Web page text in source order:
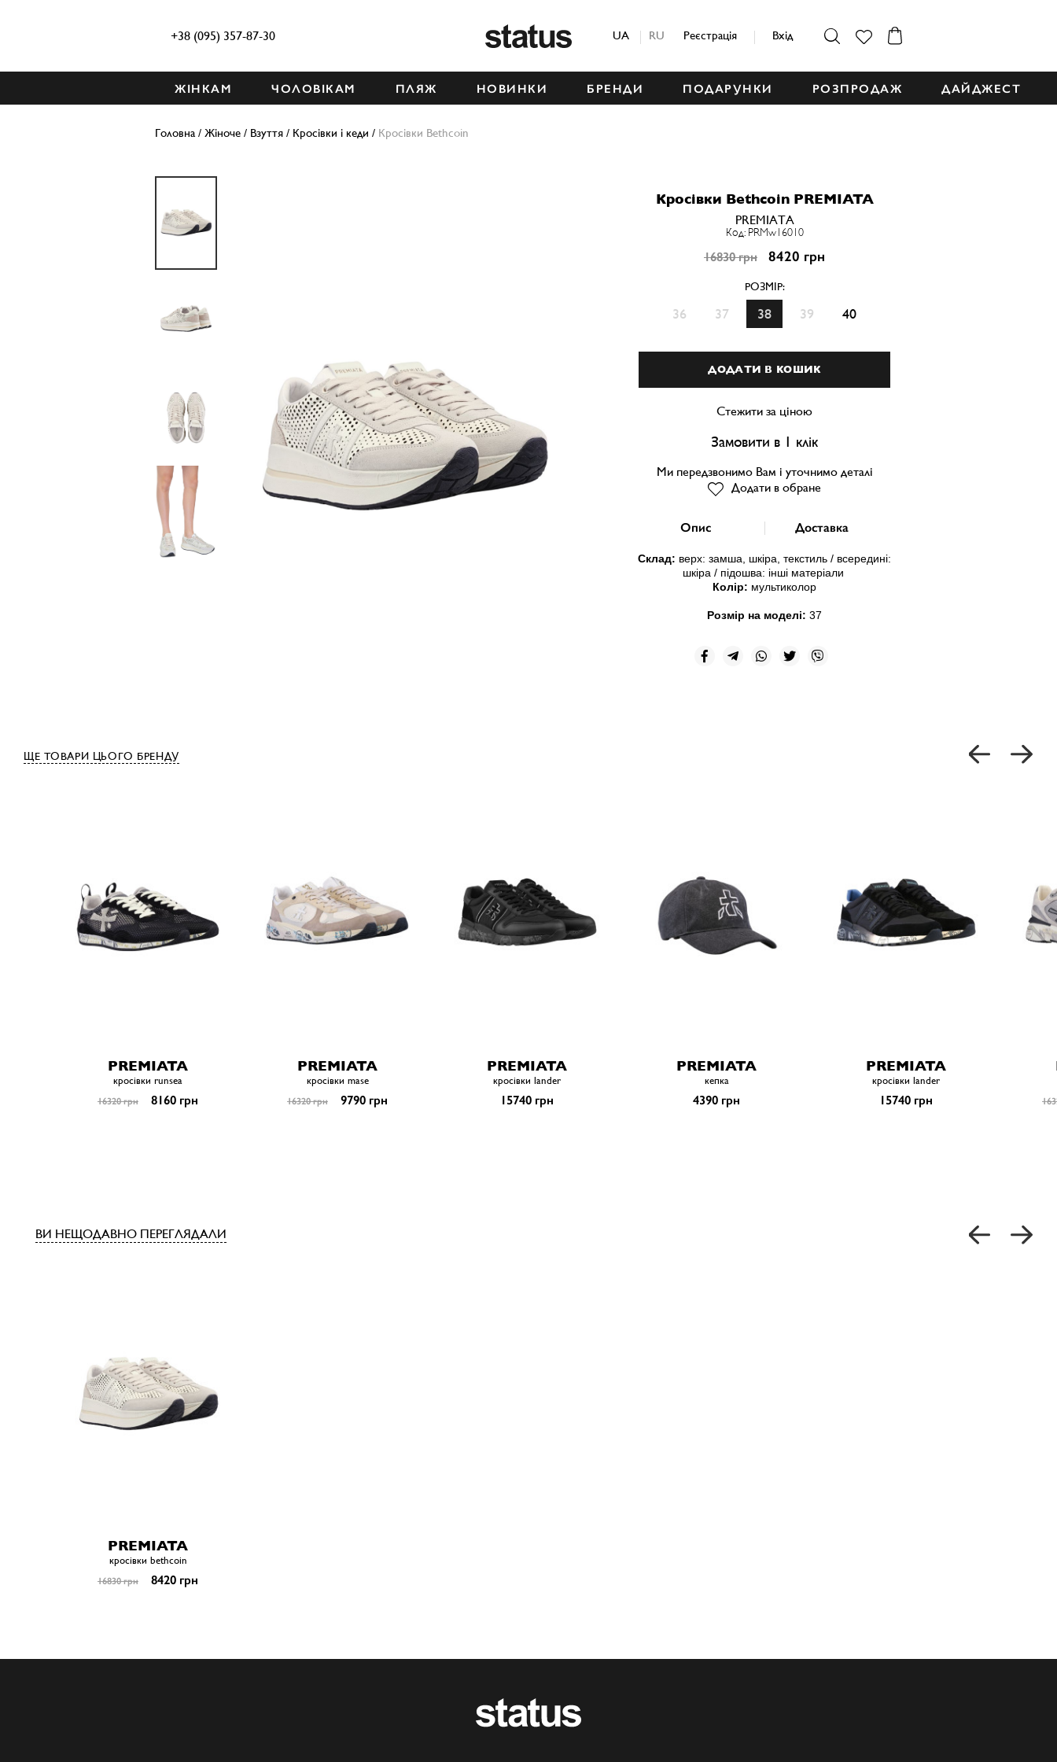
+38 (095) 357-87-30 UA RU Реєстрація Вхід
ЖІНКАМ ЧОЛОВІКАМ ПЛЯЖ НОВИНКИ БРЕНДИ ПОДАРУНКИ РОЗПРОДАЖ ДАЙДЖЕСТ
Головна / Жіноче / Взуття / Кросівки і кеди / Кросівки Bethcoin
Кросівки Bethcoin PREMIATA
PREMIATA
Код: PRMw16010
16830 грн 8420 грн
РОЗМІР:
36 37 38 39 40
ДОДАТИ В КОШИК
Стежити за ціною
Замовити в 1 клік
Ми передзвонимо Вам і уточнимо деталі
Додати в обране
Опис Доставка
Склад: верх: замша, шкіра, текстиль / всередині:
шкіра / підошва: інші матеріали
Колір: мультиколор
Розмір на моделі: 37
ЩЕ ТОВАРИ ЦЬОГО БРЕНДУ
PREMIATA
кросівки runsea
16320 грн 8160 грн
PREMIATA
кросівки mase
16320 грн 9790 грн
PREMIATA
кросівки lander
15740 грн
PREMIATA
кепка
4390 грн
PREMIATA
кросівки lander
15740 грн
ВИ НЕЩОДАВНО ПЕРЕГЛЯДАЛИ
PREMIATA
кросівки bethcoin
16830 грн 8420 грн